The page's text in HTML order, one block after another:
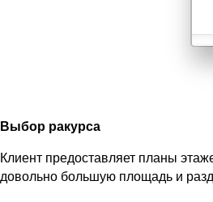
Выбор ракурса
Клиент предоставляет планы
довольно большую площадь и